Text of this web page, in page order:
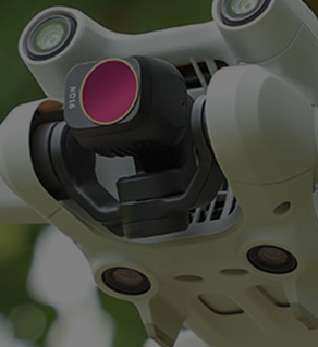
DJI DL-Mount
Night Filter
Kameras
Baterijas
Somas
Gaismas
Propelleri
Rezerves Daļas